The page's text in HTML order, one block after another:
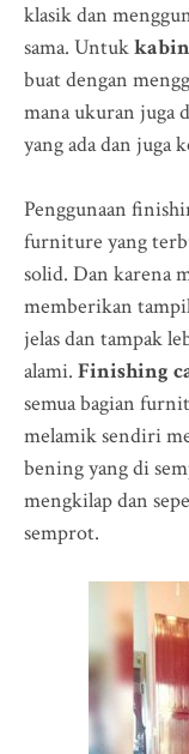
klasik dan
sama. Untuk
buat dengan
mana ukuran juga
yang ada dan juga
Penggunaan
furniture yang
solid. Dan karena
memberikan
jelas dan tampak
alami. Finishing
semua bagian
melamik sendiri
bening yang di
mengkilap dan
semprot.